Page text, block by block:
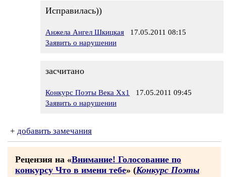
Исправилась))
Анжела Ангел Шкицкая 17.05.2011 08:15
Заявить о нарушении
засчитано
Конкурс Поэты Века Хх1
17.05.2011 09:45
Заявить о нарушении
+ добавить замечания
Рецензия на «Внимание! Голосование по
конкурсу Что в имени тебе» (Конкурс Поэты